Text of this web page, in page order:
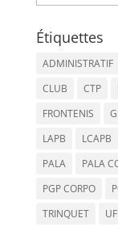
Étiquettes
ADMINISTRATIF
CLUB
CTP
FRONTENIS
LAPB
LCAPB
PALA
PALA
PGP CORPO
TRINQUET